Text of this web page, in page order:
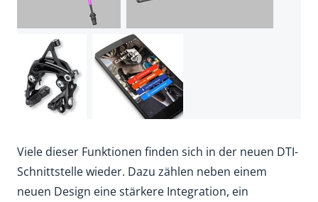
Viele dieser Funktionen finden sich in der neuen DTI-
Schnittstelle wieder. Dazu zählen neben einem
neuen Design eine stärkere Integration, ein